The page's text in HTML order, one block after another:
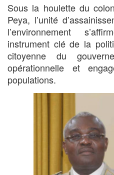
Sous la houlette du
Peya, l’unité
l’environnement
instrument clé de la
citoyenne du
opérationnelle et
populations.